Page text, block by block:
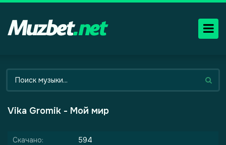
Vika Gromik - Мой мир
Скачано:
594